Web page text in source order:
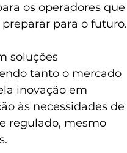
os operadores que
para o futuro.
soluções
tanto o mercado
inovação em
às necessidades de
regulado, mesmo